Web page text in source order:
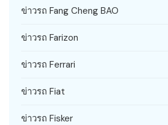
ข่าวรถ Fang Cheng BAO
ข่าวรถ Farizon
ข่าวรถ Ferrari
ข่าวรถ Fiat
ข่าวรถ Fisker